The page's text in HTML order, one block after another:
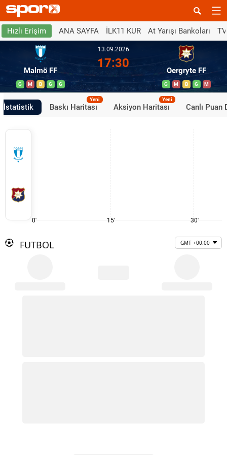
Hızlı Erişim ANA SAYFA İLK11 KUR At Yarışı Bankoları
Malmö FF
G M B G G
13.09.2026
17:30
Oergryte FF
G M B G M
İstatistik Baskı Haritası
Yeni
Aksiyon Haritası
Yeni
Canlı Puan
0' 15' 30'
FUTBOL GMT +00:00